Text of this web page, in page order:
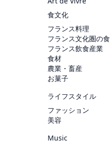
食文化
フランス料理
フランス文化圏の食
フランス飲食産業
食材
農業・畜産
お菓子
ライフスタイル
ファッション
美容
Music